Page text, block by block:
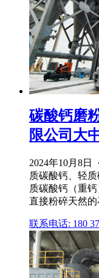
碳酸钙磨
限公司大
2024年10月8
质碳酸钙、轻
质碳酸钙（重
直接粉碎天然的
联系电话: 180